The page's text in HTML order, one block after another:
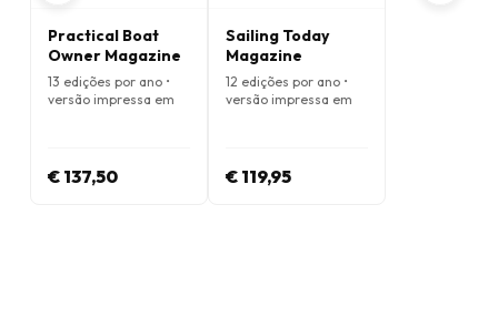
Practical Boat
Owner Magazine
13 edições por ano •
versão impressa em
€ 137,50
Sailing Today
Magazine
12 edições por ano •
versão impressa em
€ 119,95